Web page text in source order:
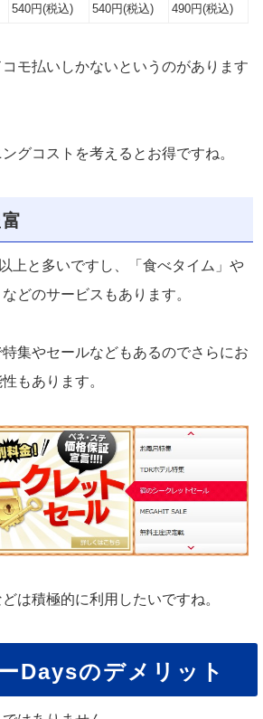
540円(税込) 540円(税込) 490円(税込)
モ払いしかないというのがあります
グコストを考えるとお得ですね。
上と多いですし、「食べタイム」や
どのサービスもあります。
集やセールなどもあるのでさらにお
もあります。
は積極的に利用したいですね。
Daysのデメリット